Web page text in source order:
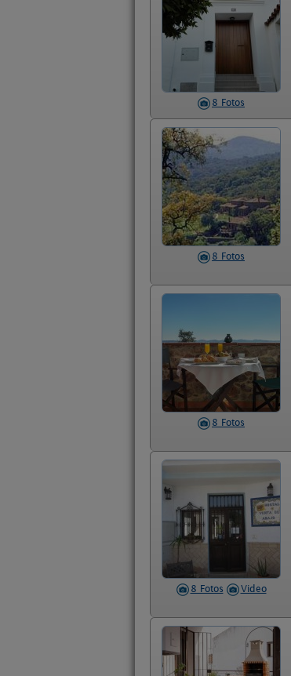
8 Fotos
8 Fotos
8 Fotos
8 Fotos Video